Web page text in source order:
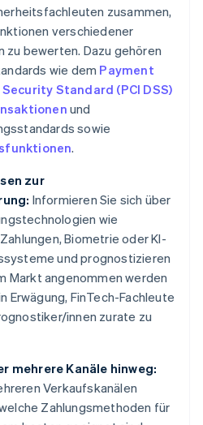
zusammen,
verschiedener
bewerten. Dazu gehören
wie dem Payment
Standard (PCI DSS)
und
sowie
.
zur
Informieren Sie sich über
wie
Biometrie oder KI-
und prognostizieren
Markt angenommen werden
Erwägung, FinTech-Fachleute
innen zurate zu
mehrere Kanäle hinweg:
Verkaufskanälen
Zahlungsmethoden für